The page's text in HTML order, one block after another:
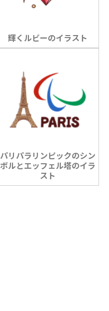
輝くルビーのイラスト
パリパラリンピックのシン
ボルとエッフェル塔のイラ
スト